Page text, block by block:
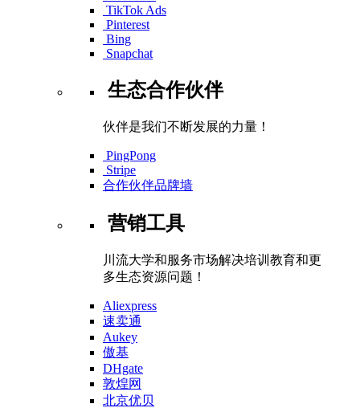
TikTok Ads
Pinterest
Bing
Snapchat
生态合作伙伴
伙伴是我们不断发展的力量！
PingPong
Stripe
合作伙伴品牌墙
营销工具
川流大学和服务市场解决培训教育和更
多生态资源问题！
Aliexpress
速卖通
Aukey
傲基
DHgate
敦煌网
北京优贝